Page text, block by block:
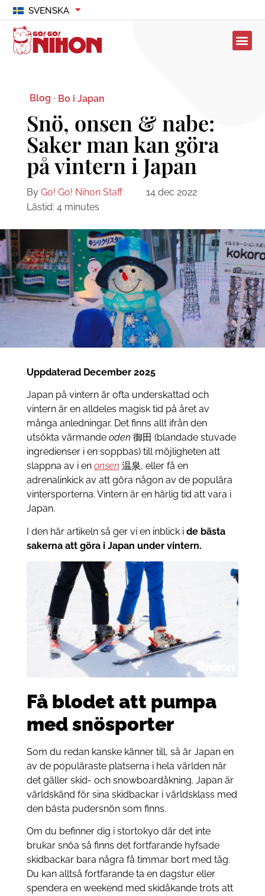
SVENSKA
Blog · Bo i Japan
Snö, onsen & nabe:
Saker man kan göra
på vintern i Japan
By Go! Go! Nihon Staff
14 dec 2022
Lästid: 4 minutes
Uppdaterad December 2025
Japan på vintern är ofta underskattad och
vintern är en alldeles magisk tid på året av
många anledningar. Det finns allt ifrån den
utsökta värmande oden 御田 (blandade stuvade
ingredienser i en soppbas) till möjligheten att
slappna av i en onsen 温泉, eller få en
adrenalinkick av att göra någon av de populära
vintersporterna. Vintern är en härlig tid att vara i
Japan.
I den här artikeln så ger vi en inblick i de bästa
sakerna att göra i Japan under vintern.
Få blodet att pumpa
med snösporter
Som du redan kanske känner till, så är Japan en
av de populäraste platserna i hela världen när
det gäller skid- och snowboardåkning. Japan är
världskänd för sina skidbackar i världsklass med
den bästa pudersnön som finns.
Om du befinner dig i stortokyo där det inte
brukar snöa så finns det fortfarande hyfsade
skidbackar bara några få timmar bort med tåg.
Du kan alltså fortfarande ta en dagstur eller
spendera en weekend med skidåkande trots att